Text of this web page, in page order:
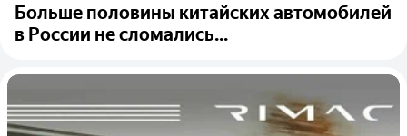
Больше половины китайских автомобилей
в России не сломались...